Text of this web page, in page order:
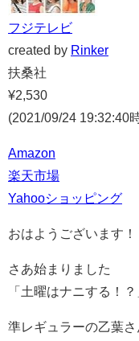
フジテレビ
created by Rinker
扶桑社
¥2,530
(2021/09/24 19:32:40
Amazon
楽天市場
Yahooショッピング
おはようございます！
さあ始まりました
「土曜はナニする！？
準レギュラーの乙葉さ